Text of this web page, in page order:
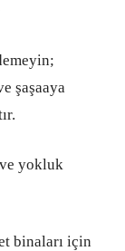
şaşaaya
ve yokluk
binaları için